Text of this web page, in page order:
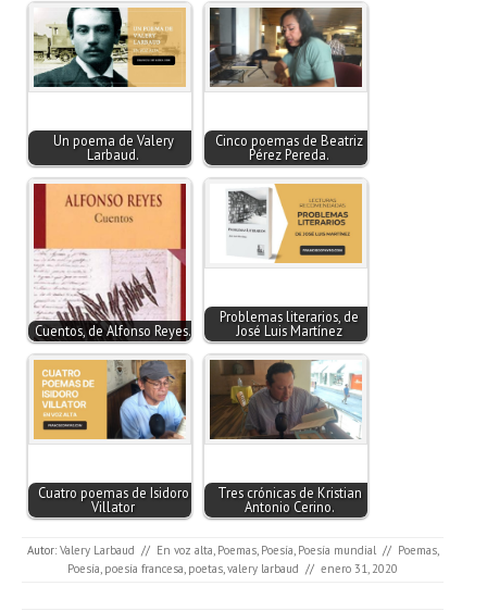
Un poema de Valery
Larbaud.
Cinco poemas de Beatriz
Pérez Pereda.
Cuentos, de Alfonso Reyes.
Problemas literarios, de
José Luis Martínez
Cuatro poemas de Isidoro
Villator
Tres crónicas de Kristian
Antonio Cerino.
Autor: Valery Larbaud // En voz alta Poemas, Poesía Poesía mundial // Poemas,
Poesía poesía francesa poetas valery larbaud // enero 31, 2020